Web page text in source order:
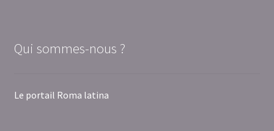
Qui sommes-nous ?
Le portail Roma latina